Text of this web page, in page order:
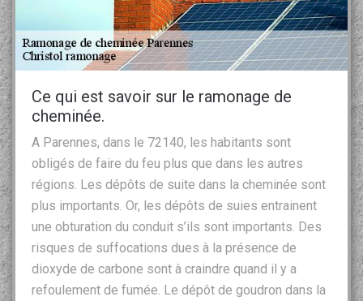
Ce qui est savoir sur le ramonage de
cheminée.
A Parennes, dans le 72140, les habitants sont
obligés de faire du feu plus que dans les autres
régions. Les dépôts de suite dans la cheminée sont
plus importants. Or, les dépôts de suies entrainent
une obturation du conduit s’ils sont importants. Des
risques de suffocations dues à la présence de
dioxyde de carbone sont à craindre quand il y a
refoulement de fumée. Le dépôt de goudron dans la